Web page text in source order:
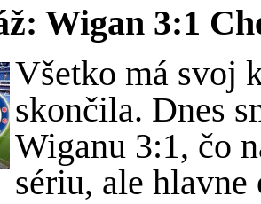
Wigan 3:1
Všetko má svoj
skončila. Dnes
Wiganu 3:1, čo
sériu, ale